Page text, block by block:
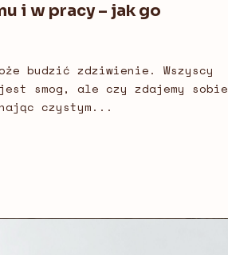
i w pracy – jak go
budzić zdziwienie. Wszyscy
smog, ale czy zdajemy sobie
czystym...